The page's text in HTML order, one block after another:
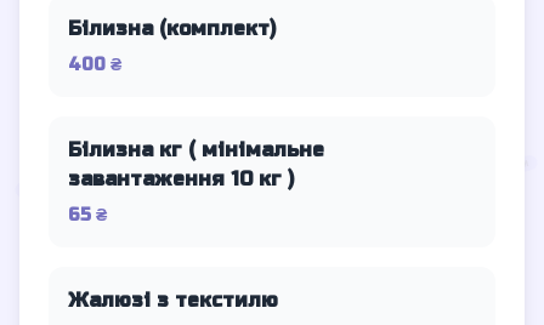
Білизна (комплект)
400 ₴
Білизна кг ( мінімальне
завантаження 10 кг )
65 ₴
Жалюзі з текстилю